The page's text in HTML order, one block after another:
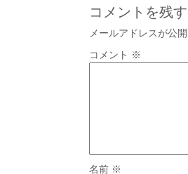
コメントを残す
メールアドレスが公
コメント ※
名前 ※